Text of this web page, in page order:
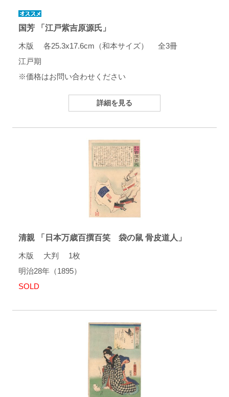
国芳 「江戸紫吉原源氏」
木版 各25.3x17.6cm（和本サイズ） 全3冊
江戸期
※価格はお問い合わせください
詳細を見る
清親 「日本万歳百撰百笑 袋の鼠 骨皮道人」
木版 大判 1枚
明治28年（1895）
SOLD